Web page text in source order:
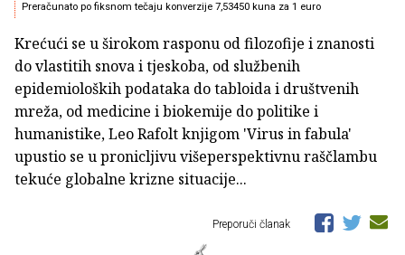
Preračunato po fiksnom tečaju konverzije 7,53450 kuna za 1 euro
Krećući se u širokom rasponu od filozofije i znanosti
do vlastitih snova i tjeskoba, od službenih
epidemioloških podataka do tabloida i društvenih
mreža, od medicine i biokemije do politike i
humanistike, Leo Rafolt knjigom 'Virus in fabula'
upustio se u pronicljivu višeperspektivnu raščlambu
tekuće globalne krizne situacije...
Preporuči članak